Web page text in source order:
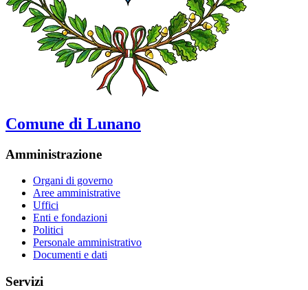
Comune di Lunano
Amministrazione
Organi di governo
Aree amministrative
Uffici
Enti e fondazioni
Politici
Personale amministrativo
Documenti e dati
Servizi